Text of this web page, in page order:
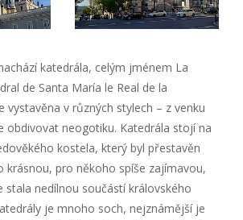
katedrála, celým jménem La
de Santa María le Real de la
vystavěna v různých stylech – z venku
obdivovat neogotiku. Katedrála stojí na
kostela, který byl přestavěn
krásnou, pro někoho spíše zajímavou,
stala nedílnou součástí královského
je mnoho soch, nejznámější je